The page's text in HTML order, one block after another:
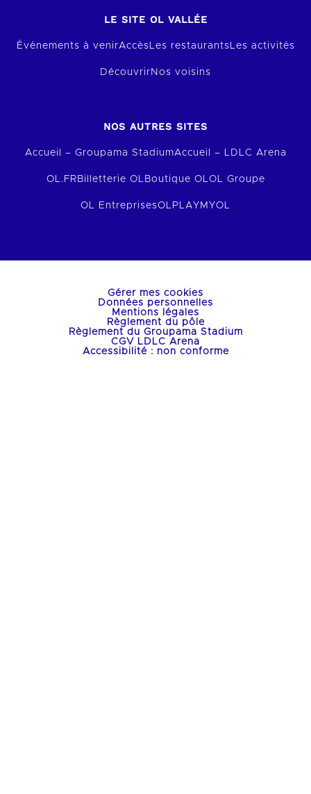
LE SITE OL VALLÉE
Événements à venirAccèsLes restaurantsLes activités
Découvrir Nos voisins
NOS AUTRES SITES
Accueil – Groupama StadiumAccueil – LDLC Arena
OL.FR Billetterie OL Boutique OLOL Groupe
OL EntreprisesOLPLAY MYOL
Gérer mes cookies
Données personnelles
Mentions légales
Règlement du pôle
Règlement du Groupama Stadium
CGV LDLC Arena
Accessibilité : non conforme